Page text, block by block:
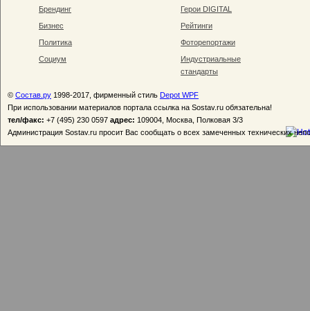
Брендинг
Бизнес
Политика
Социум
Герои DIGITAL
Рейтинги
Фоторепортажи
Индустриальные
стандарты
© Состав.ру 1998-2017, фирменный стиль Depot WPF
При использовании материалов портала ссылка на Sostav.ru обязательна!
тел/факс: +7 (495) 230 0597 адрес: 109004, Москва, Полковая 3/3
Администрация Sostav.ru просит Вас сообщать о всех замеченных технических